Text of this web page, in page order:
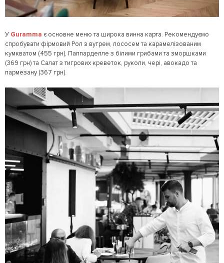
У Guramma є основне меню та широка винна карта. Рекомендуємо
спробувати фірмовий Рол з вугрем, лососем та карамелізованим
кумкватом (455 грн), Паппарделле з білими грибами та зморшками
(369 грн) та Салат з тигрових креветок, руколи, чері, авокадо та
пармезану (367 грн).